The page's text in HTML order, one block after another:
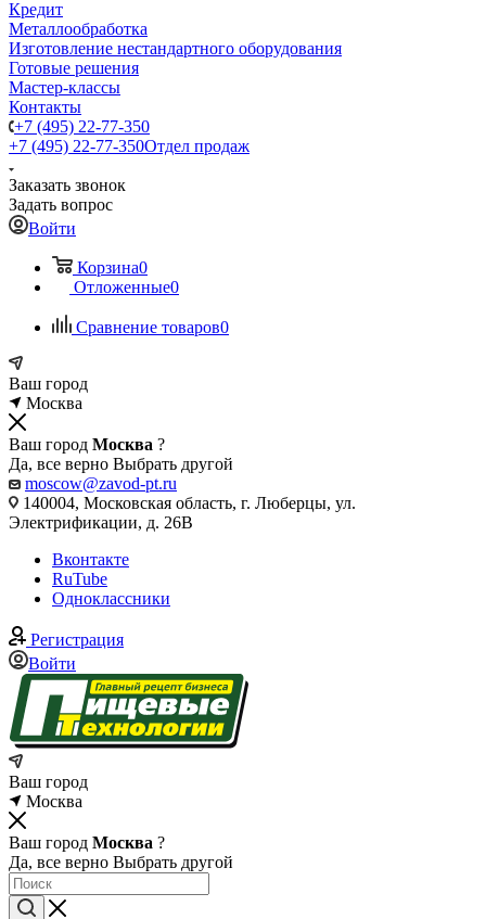
Кредит
Металлообработка
Изготовление нестандартного оборудования
Готовые решения
Мастер-классы
Контакты
+7 (495) 22-77-350
+7 (495) 22-77-350Отдел продаж
Заказать звонок
Задать вопрос
Войти
Корзина0
Отложенные0
Сравнение товаров0
Ваш город
Москва
Ваш город Москва ?
Да, все верно Выбрать другой
moscow@zavod-pt.ru
140004, Московская область, г. Люберцы, ул.
Электрификации, д. 26В
Вконтакте
RuTube
Одноклассники
Регистрация
Войти
Ваш город
Москва
Ваш город Москва ?
Да, все верно Выбрать другой